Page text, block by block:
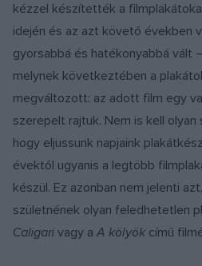
kézzel készítették a
idején és az azt követő években
gyorsabbá és hatékonyabbá vált
melynek következtében a
megváltozott: az adott film egy
szerepelt rajtuk. Nem is kell olyan
hogy eljussunk napjaink
évektől ugyanis a legtöbb
készül. Ez azonban nem jelenti
születnének olyan feledhetetlen
Caligari vagy aA kölyök című